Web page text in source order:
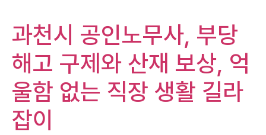
과천시 공인노무사, 부당
해고 구제와 산재 보상, 억
울함 없는 직장 생활 길라
잡이